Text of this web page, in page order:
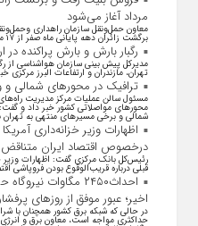
مرداد آغاز می‌شود
معاون حمل‌ونقل سازمان راهداری
برگشت زائران دهه پایانی ماه صفر از ۱۷ مرداد ماه خبر داد.
رگبار بارش و بارش پراکنده در
مدیرکل پیش بینی سازمان هواشناسی از
تهران، مازندران و ارتفاعات البرز مرکزی
ترافیک در محورهای شمالی
مسئول سالن عملیات مرکز مدیریت
محورهای مواصلاتی کشور خبر داد و
شمالی و برخی مسیرهای منتهی به
اظهارات وزیر خزانه‌داری
درخصوص اقتصاد ایران
رئیس‌کل بانک مرکزی گفت: اظهارات وزیر
قبلی درباره قریب‌الوقوع بودن فروپاشی
احداث۲۴۵۰ مگاوات
اخیر؛ عبور موفق از روز‌های
در حالی که شبکه برق کشور همچنان با